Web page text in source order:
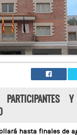
hasta finales de